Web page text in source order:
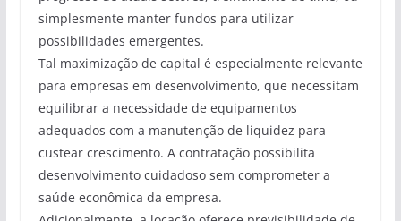
simplesmente manter fundos para utilizar
possibilidades emergentes.
Tal maximização de capital é especialmente relevante
para empresas em desenvolvimento, que necessitam
equilibrar a necessidade de equipamentos
adequados com a manutenção de liquidez para
custear crescimento. A contratação possibilita
desenvolvimento cuidadoso sem comprometer a
saúde econômica da empresa.